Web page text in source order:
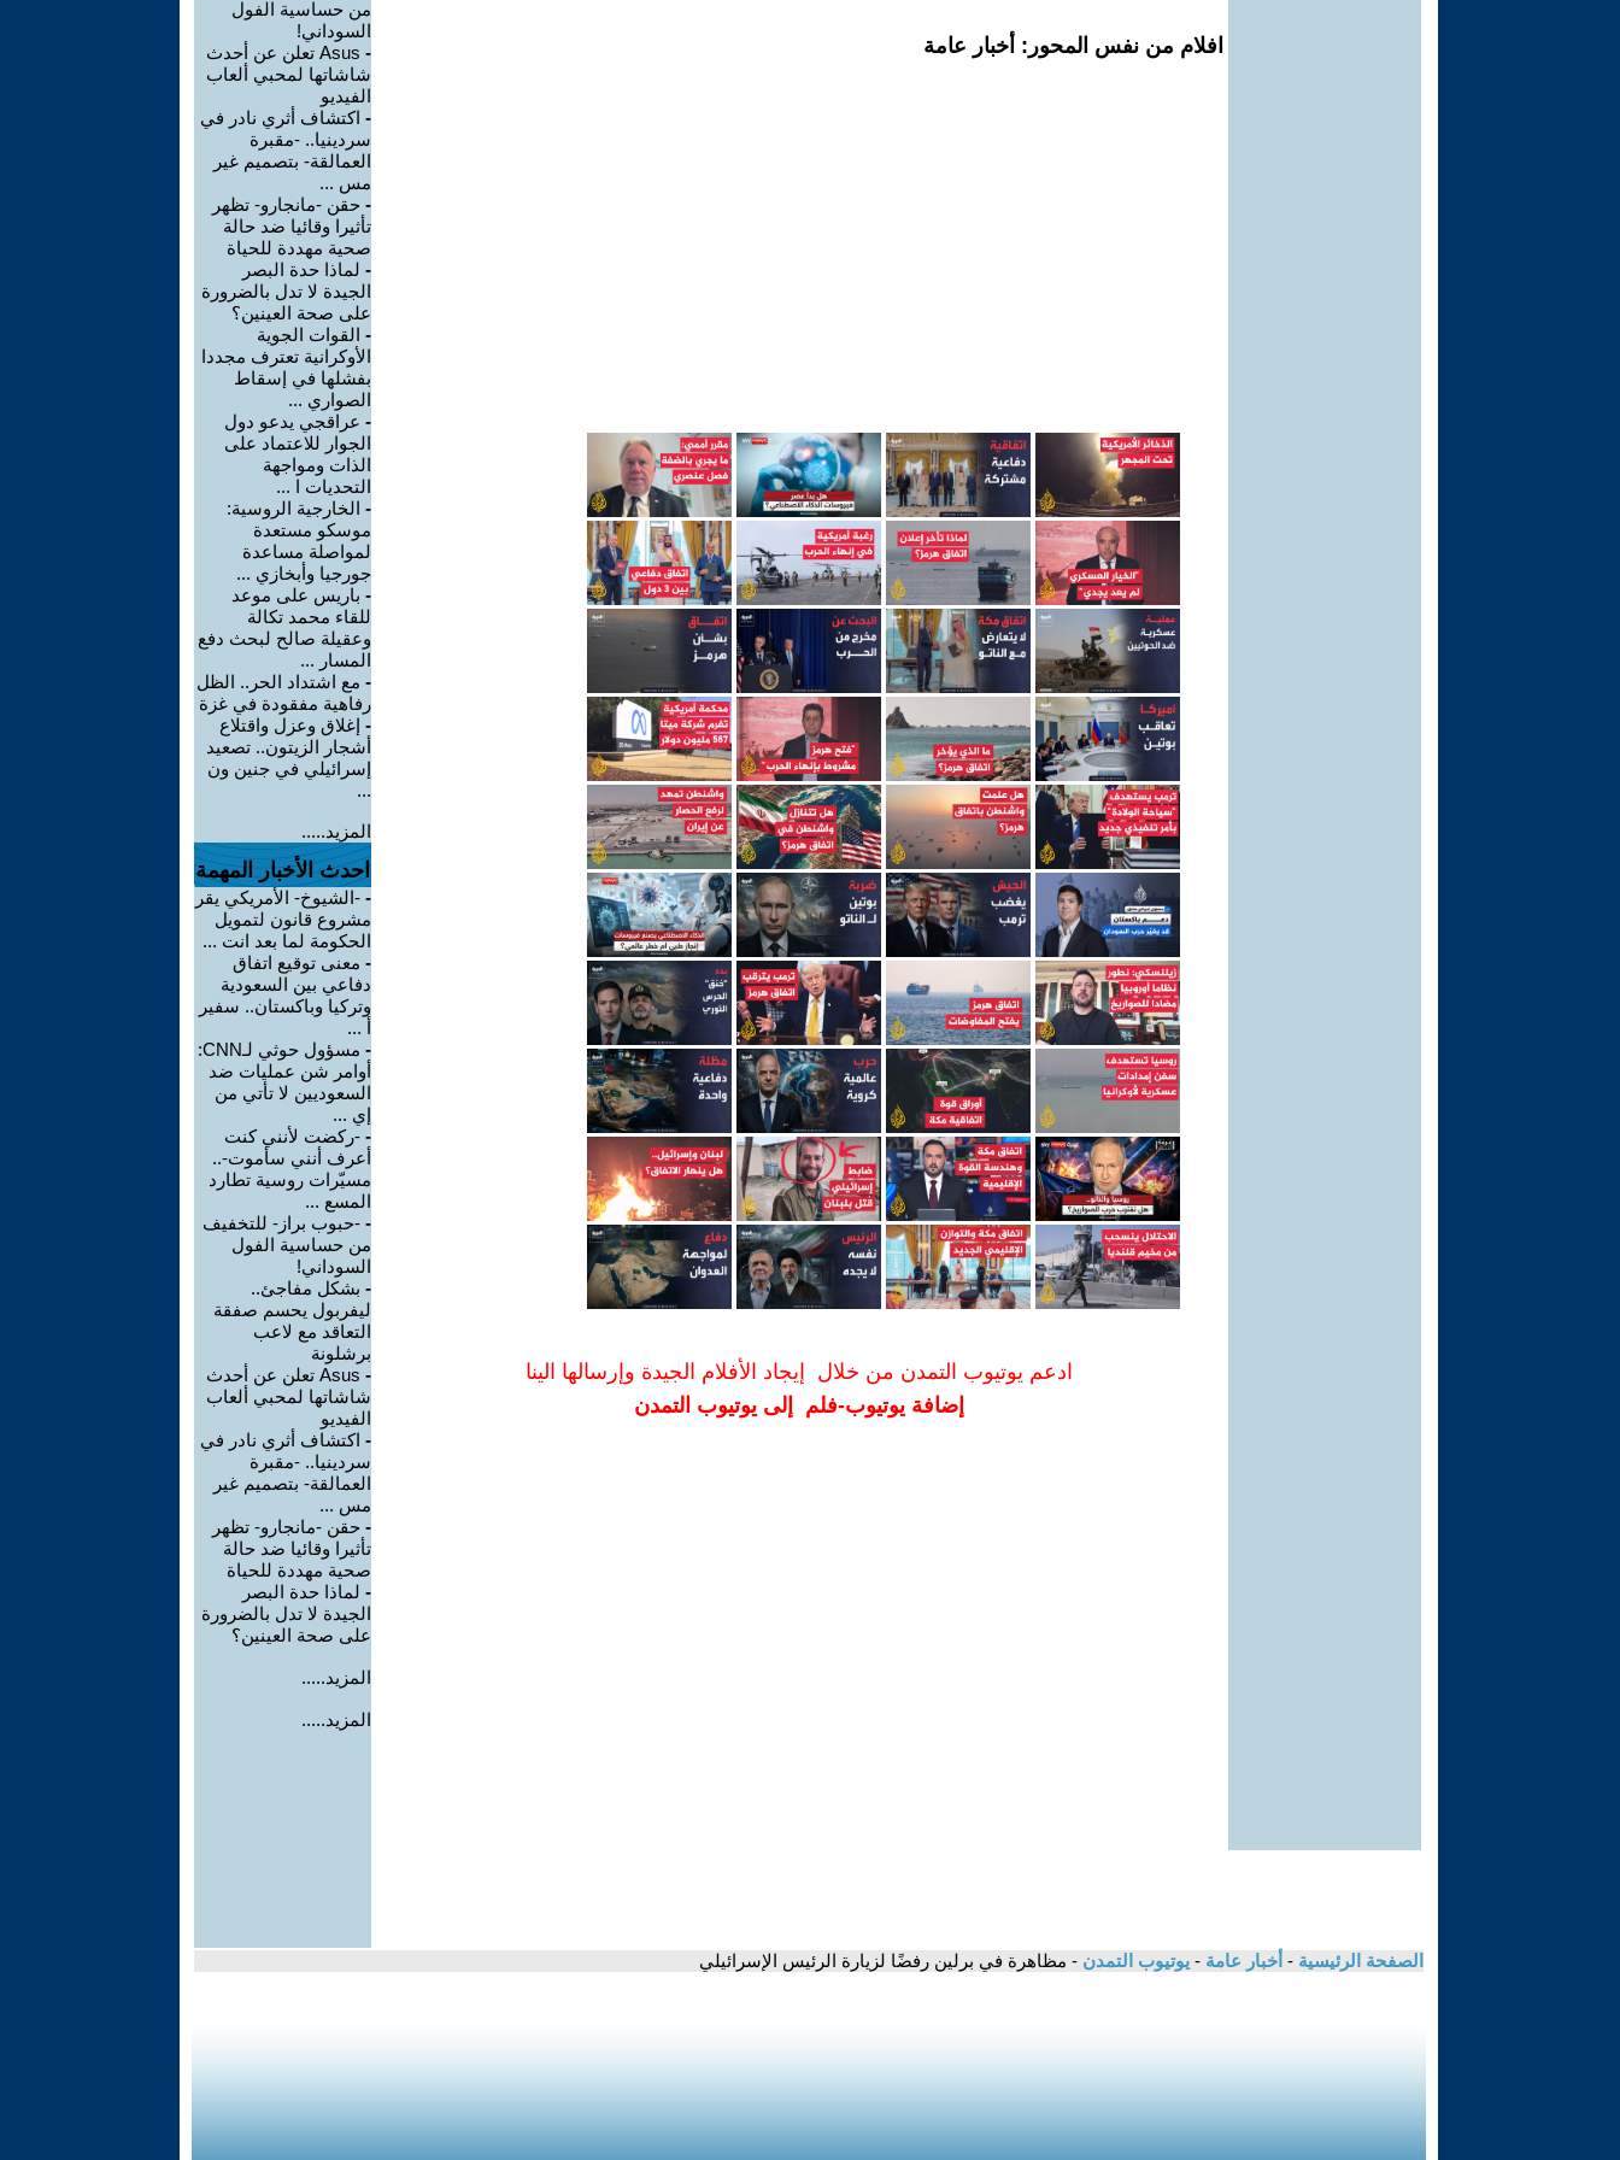
افلام من نفس المحور: أخبار عامة
ادعم يوتيوب التمدن من خلال إيجاد الأفلام الجيدة وإرسالها الينا
إضافة يوتيوب-فلم إلى يوتيوب التمدن
من حساسية الفول
السوداني!
-
Asus تعلن عن أحدث
شاشاتها لمحبي ألعاب
الفيديو
- اكتشاف أثري نادر في
سردينيا.. -مقبرة
العمالقة- بتصميم غير
مس ...
- حقن -مانجارو- تظهر
تأثيرا وقائيا ضد حالة
صحية مهددة للحياة
- لماذا حدة البصر
الجيدة لا تدل بالضرورة
على صحة العينين؟
- القوات الجوية
الأوكرانية تعترف مجددا
بفشلها في إسقاط
الصواري ...
- عراقجي يدعو دول
الجوار للاعتماد على
الذات ومواجهة
التحديات ا ...
- الخارجية الروسية:
موسكو مستعدة
لمواصلة مساعدة
جورجيا وأبخازي ...
- باريس على موعد
للقاء محمد تكالة
وعقيلة صالح لبحث دفع
المسار ...
- مع اشتداد الحر.. الظل
رفاهية مفقودة في غزة
- إغلاق وعزل واقتلاع
أشجار الزيتون.. تصعيد
إسرائيلي في جنين ون
...
المزيد.....
احدث الأخبار المهمة
- -الشيوخ- الأمريكي يقر
مشروع قانون لتمويل
الحكومة لما بعد انت ...
- معنى توقيع اتفاق
دفاعي بين السعودية
وتركيا وباكستان.. سفير
أ ...
-
مسؤول حوثي لـCNN:
أوامر شن عمليات ضد
السعوديين لا تأتي من
إي ...
- -ركضت لأنني كنت
أعرف أنني سأموت-..
مسيّرات روسية تطارد
المسع ...
- -حبوب براز- للتخفيف
من حساسية الفول
السوداني!
- بشكل مفاجئ..
ليفربول يحسم صفقة
التعاقد مع لاعب
برشلونة
-
Asus تعلن عن أحدث
شاشاتها لمحبي ألعاب
الفيديو
- اكتشاف أثري نادر في
سردينيا.. -مقبرة
العمالقة- بتصميم غير
مس ...
- حقن -مانجارو- تظهر
تأثيرا وقائيا ضد حالة
صحية مهددة للحياة
- لماذا حدة البصر
الجيدة لا تدل بالضرورة
على صحة العينين؟
المزيد.....
المزيد.....
الصفحة الرئيسية - أخبار عامة - يوتيوب التمدن - مظاهرة في برلين رفضًا لزيارة الرئيس الإسرائيلي